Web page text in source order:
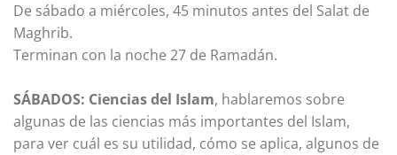
De sábado a miércoles, 45 minutos antes del Salat de
Maghrib.
Terminan con la noche 27 de Ramadán.
SÁBADOS: Ciencias del Islam, hablaremos sobre
algunas de las ciencias más importantes del Islam,
para ver cuál es su utilidad, cómo se aplica, algunos de